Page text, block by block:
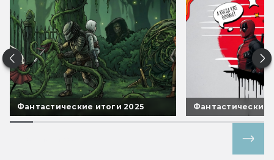
Фантастические итоги 2025 Фантастические